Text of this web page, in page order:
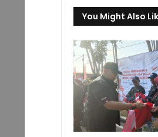
You Might Also